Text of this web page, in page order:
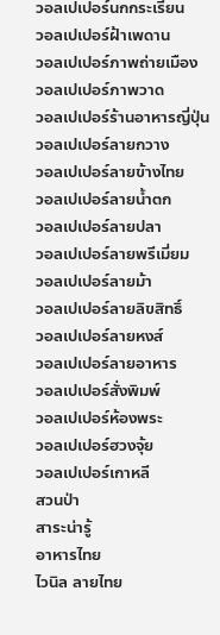
วอลเปเปอร์นกกระเรียน
วอลเปเปอร์ฝ้าเพดาน
วอลเปเปอร์ภาพถ่ายเมือง
วอลเปเปอร์ภาพวาด
วอลเปเปอร์ร้านอาหารญี่ปุ่น
วอลเปเปอร์ลายกวาง
วอลเปเปอร์ลายข้างไทย
วอลเปเปอร์ลายน้ำตก
วอลเปเปอร์ลายปลา
วอลเปเปอร์ลายพรีเมี่ยม
วอลเปเปอร์ลายม้า
วอลเปเปอร์ลายลิขสิทธิ์
วอลเปเปอร์ลายหงส์
วอลเปเปอร์ลายอาหาร
วอลเปเปอร์สั่งพิมพ์
วอลเปเปอร์ห้องพระ
วอลเปเปอร์ฮวงจุ้ย
วอลเปเปอร์เกาหลี
สวนป่า
สาระน่ารู้
อาหารไทย
ไวนิล ลายไทย